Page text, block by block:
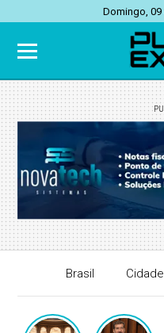
Domingo,
Brasil